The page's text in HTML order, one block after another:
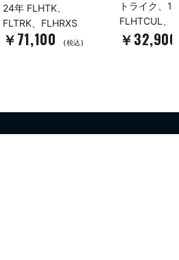
24年 FLHTK、
FLTRK、FLHRXS
￥71,100 (税込)
トライク、
FLHTCUL、
￥